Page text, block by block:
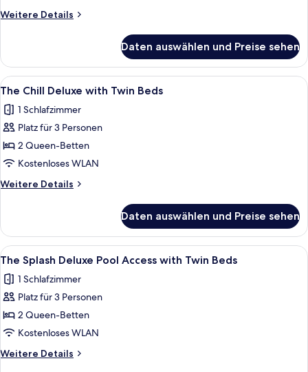
Weitere Details
Weitere
Pool
Villa
Daten auswählen und Preise sehen
Alle
Fotos
für
The
Chill
Deluxe
with
Twin
anzeigen
Ein modernes Hotelzimmer mit zwei
4
The Chill Deluxe with Twin Beds
1 Schlafzimmer
Platz für 3 Personen
2 Queen-Betten
Kostenloses WLAN
Weitere Details
Weitere
Chill
Deluxe
with
Beds
Daten auswählen und Preise sehen
Alle
Fotos
für
The
Splash
Deluxe
Pool
Access
The Splash Deluxe Pool Access with
3
The Splash Deluxe Pool Access with Twin Beds
1 Schlafzimmer
Platz für 3 Personen
2 Queen-Betten
Kostenloses WLAN
Weitere Details
Weitere